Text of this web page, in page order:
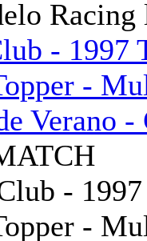
Racing
- 1997
-
Verano